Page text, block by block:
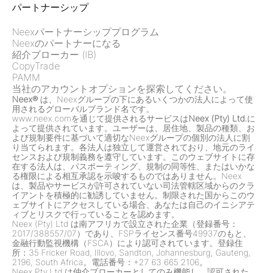
パートナーシップ
Neexパートナーシッププログラム
Neexのパートナーになる
紹介ブローカー (IB)
CopyTrade
PAMM
当社のアカウントオプションを探索してください。
Neex®は、Neexグループの下にあるいくつかの法人によって使
用されるグローバルブランド名です。
www.neex.comを通じて提供されるサービスはNeex (Pty) Ltd.に
よって提供されています。ユーザーは、居住地、製品の種類、お
よび規制要件に基づいて適切なNeexグループの個別の法人に割
り当てられます。各法人は独立して運営されており、地元のライ
センスおよび規制義務を遵守しています。このウェブサイトに存
在する法人は、パスポーティング、規制の同等性、またはいかな
る権限による相互承認を示唆するものではありません。Neex
は、製品やサービスが許可されていない司法管轄区域からのクラ
イアントを積極的に勧誘していません。制限された国からこのウ
ェブサイトにアクセスしている場合、あなたは自己のイニシアテ
ィブとリスクで行っていることを認めます。
Neex (Pty) Ltd は南アフリカで設立された企業（登録番号：
2017/388557/07）であり、FSPライセンス番号49937のもと、
金融行動監視機構（FSCA）により認可されています。登録住
所：35 Fricker Road, Illovo, Sandton, Johannesburg, Gauteng,
2196, South Africa。電話番号：+27 63 665 2106。